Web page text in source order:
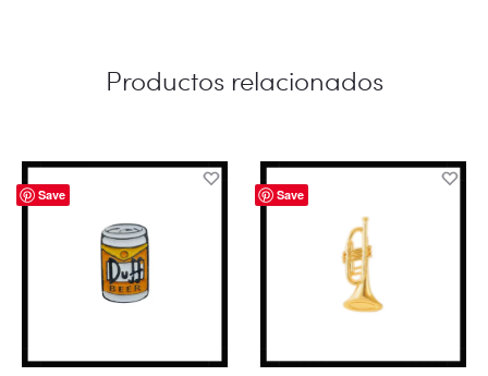
Productos relacionados
Save Save